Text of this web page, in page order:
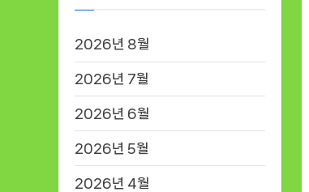
2026년 8월
2026년 7월
2026년 6월
2026년 5월
2026년 4월